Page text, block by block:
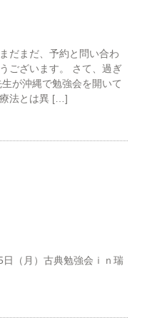
だまだ、予約と問い合わ
ございます。 さて、過ぎ
が沖縄で勉強会を開いて
法とは異 […]
日（月）古典勉強会ｉｎ瑞